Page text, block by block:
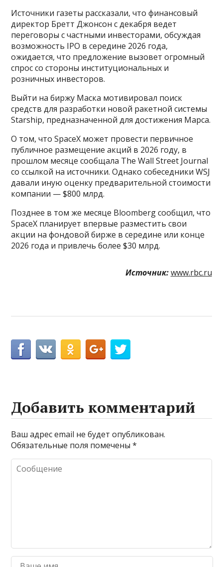
Источники газеты рассказали, что финансовый
директор Бретт Джонсон с декабря ведет
переговоры с частными инвесторами, обсуждая
возможность IPO в середине 2026 года,
ожидается, что предложение вызовет огромный
спрос со стороны институциональных и
розничных инвесторов.
Выйти на биржу Маска мотивировал поиск
средств для разработки новой ракетной системы
Starship, предназначенной для достижения Марса.
О том, что SpaceX может провести первичное
публичное размещение акций в 2026 году, в
прошлом месяце сообщала The Wall Street Journal
со ссылкой на источники. Однако собеседники WSJ
давали иную оценку предварительной стоимости
компании — $800 млрд.
Позднее в том же месяце Bloomberg сообщил, что
SpaceX планирует впервые разместить свои
акции на фондовой бирже в середине или конце
2026 года и привлечь более $30 млрд.
Источник: www.rbc.ru
Добавить комментарий
Ваш адрес email не будет опубликован.
Обязательные поля помечены*